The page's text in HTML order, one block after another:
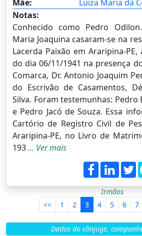
Mãe:
Luiza Maria da
Notas:
Conhecido como Pedro
Maria Joaquina casaram-se na
Lacerda Paixão em Araripina-
do dia 06/11/1941 na presença
Comarca, Dr. Antonio Joaquim
do Escrivão de Casamentos,
Silva. Foram testemunhas: Pedro
e Pedro Jacó de Souza. Essa
Cartório de Registro Civil de
Araripina-PE, no Livro de
193... Ver mais
Irmãos
<<
1 2 3 4 5 6 7
Dados do cônjuge,